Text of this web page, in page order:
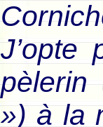
J’opte
pèlerin
») à la